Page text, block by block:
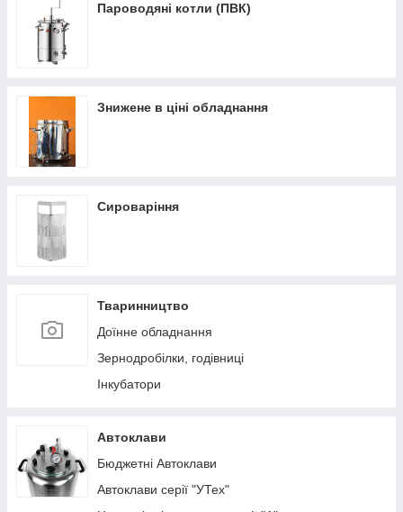
Пароводяні котли (ПВК)
Знижене в ціні обладнання
Сироваріння
Тваринництво
Доїнне обладнання
Зернодробілки, годівниці
Інкубатори
Автоклави
Бюджетні Автоклави
Автоклави серії "УТех"